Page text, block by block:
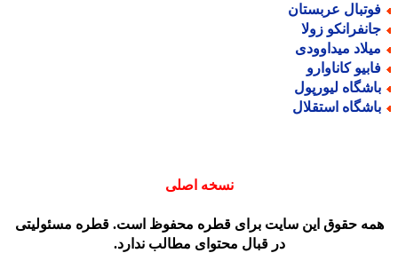
عربستان
زولا
میداوودی
کاناوارو
لیورپول
استقلال
نسخه اصلی
حقوق این سایت برای قطره محفوظ است. قطره مسئولیتی
در قبال محتوای مطالب ندارد.